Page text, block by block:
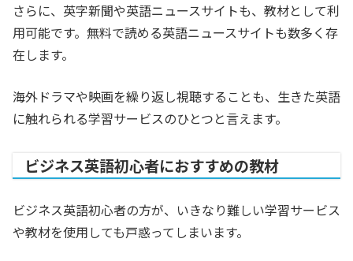
さらに、英字新聞や英語ニュースサイトも、教材として利
用可能です。無料で読める英語ニュースサイトも数多く存
在します。
海外ドラマや映画を繰り返し視聴することも、生きた英語
に触れられる学習サービスのひとつと言えます。
ビジネス英語初心者におすすめの教材
ビジネス英語初心者の方が、いきなり難しい学習サービス
や教材を使用しても戸惑ってしまいます。